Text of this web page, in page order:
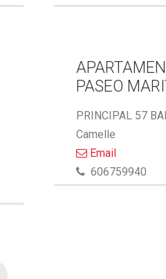
PASEO
PRINCIPAL 57
Camelle
Email
606759940